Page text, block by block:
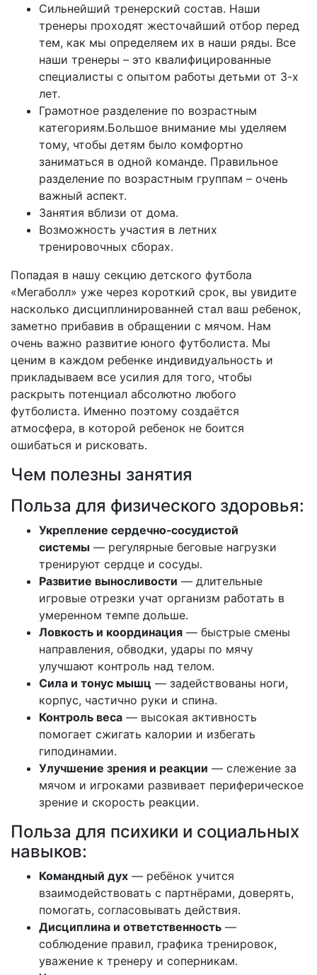
Сильнейший тренерский состав. Наши
тренеры проходят жесточайший отбор перед
тем, как мы определяем их в наши ряды. Все
наши тренеры – это квалифицированные
специалисты с опытом работы детьми от 3-х
лет.
Грамотное разделение по возрастным
категориям.Большое внимание мы уделяем
тому, чтобы детям было комфортно
заниматься в одной команде. Правильное
разделение по возрастным группам – очень
важный аспект.
Занятия вблизи от дома.
Возможность участия в летних
тренировочных сборах.
Попадая в нашу секцию детского футбола
«Мегаболл» уже через короткий срок, вы увидите
насколько дисциплинированней стал ваш ребенок,
заметно прибавив в обращении с мячом. Нам
очень важно развитие юного футболиста. Мы
ценим в каждом ребенке индивидуальность и
прикладываем все усилия для того, чтобы
раскрыть потенциал абсолютно любого
футболиста. Именно поэтому создаётся
атмосфера, в которой ребенок не боится
ошибаться и рисковать.
Чем полезны занятия
Польза для физического здоровья:
Укрепление сердечно‑сосудистой
системы — регулярные беговые нагрузки
тренируют сердце и сосуды.
Развитие выносливости — длительные
игровые отрезки учат организм работать в
умеренном темпе дольше.
Ловкость и координация — быстрые смены
направления, обводки, удары по мячу
улучшают контроль над телом.
Сила и тонус мышц — задействованы ноги,
корпус, частично руки и спина.
Контроль веса — высокая активность
помогает сжигать калории и избегать
гиподинамии.
Улучшение зрения и реакции — слежение за
мячом и игроками развивает периферическое
зрение и скорость реакции.
Польза для психики и социальных
навыков:
Командный дух — ребёнок учится
взаимодействовать с партнёрами, доверять,
помогать, согласовывать действия.
Дисциплина и ответственность —
соблюдение правил, графика тренировок,
уважение к тренеру и соперникам.